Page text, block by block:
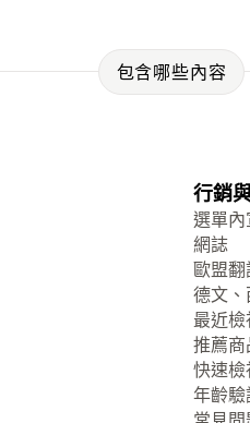
包含哪些內容
行銷
選單
網誌
歐盟翻
德文
最近檢
推薦商
快速檢
年齡